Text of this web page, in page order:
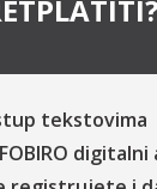
tekstovima
digitalni